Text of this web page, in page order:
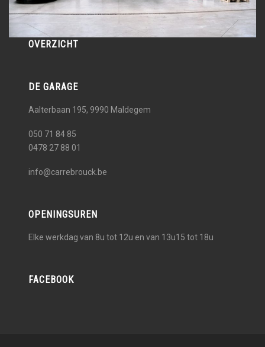
OVERZICHT
DE GARAGE
Aalterbaan 195, 9990 Maldegem
050 71 84 85
0478 27 88 01
info@carrebrouck.be
OPENINGSUREN
Elke werkdag van 8u tot 12u en van 13u15 tot 18u
FACEBOOK